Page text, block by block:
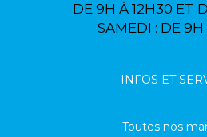
DE 9H À 12H30 ET
SAMEDI : DE 9H
INFOS ET
Toutes nos